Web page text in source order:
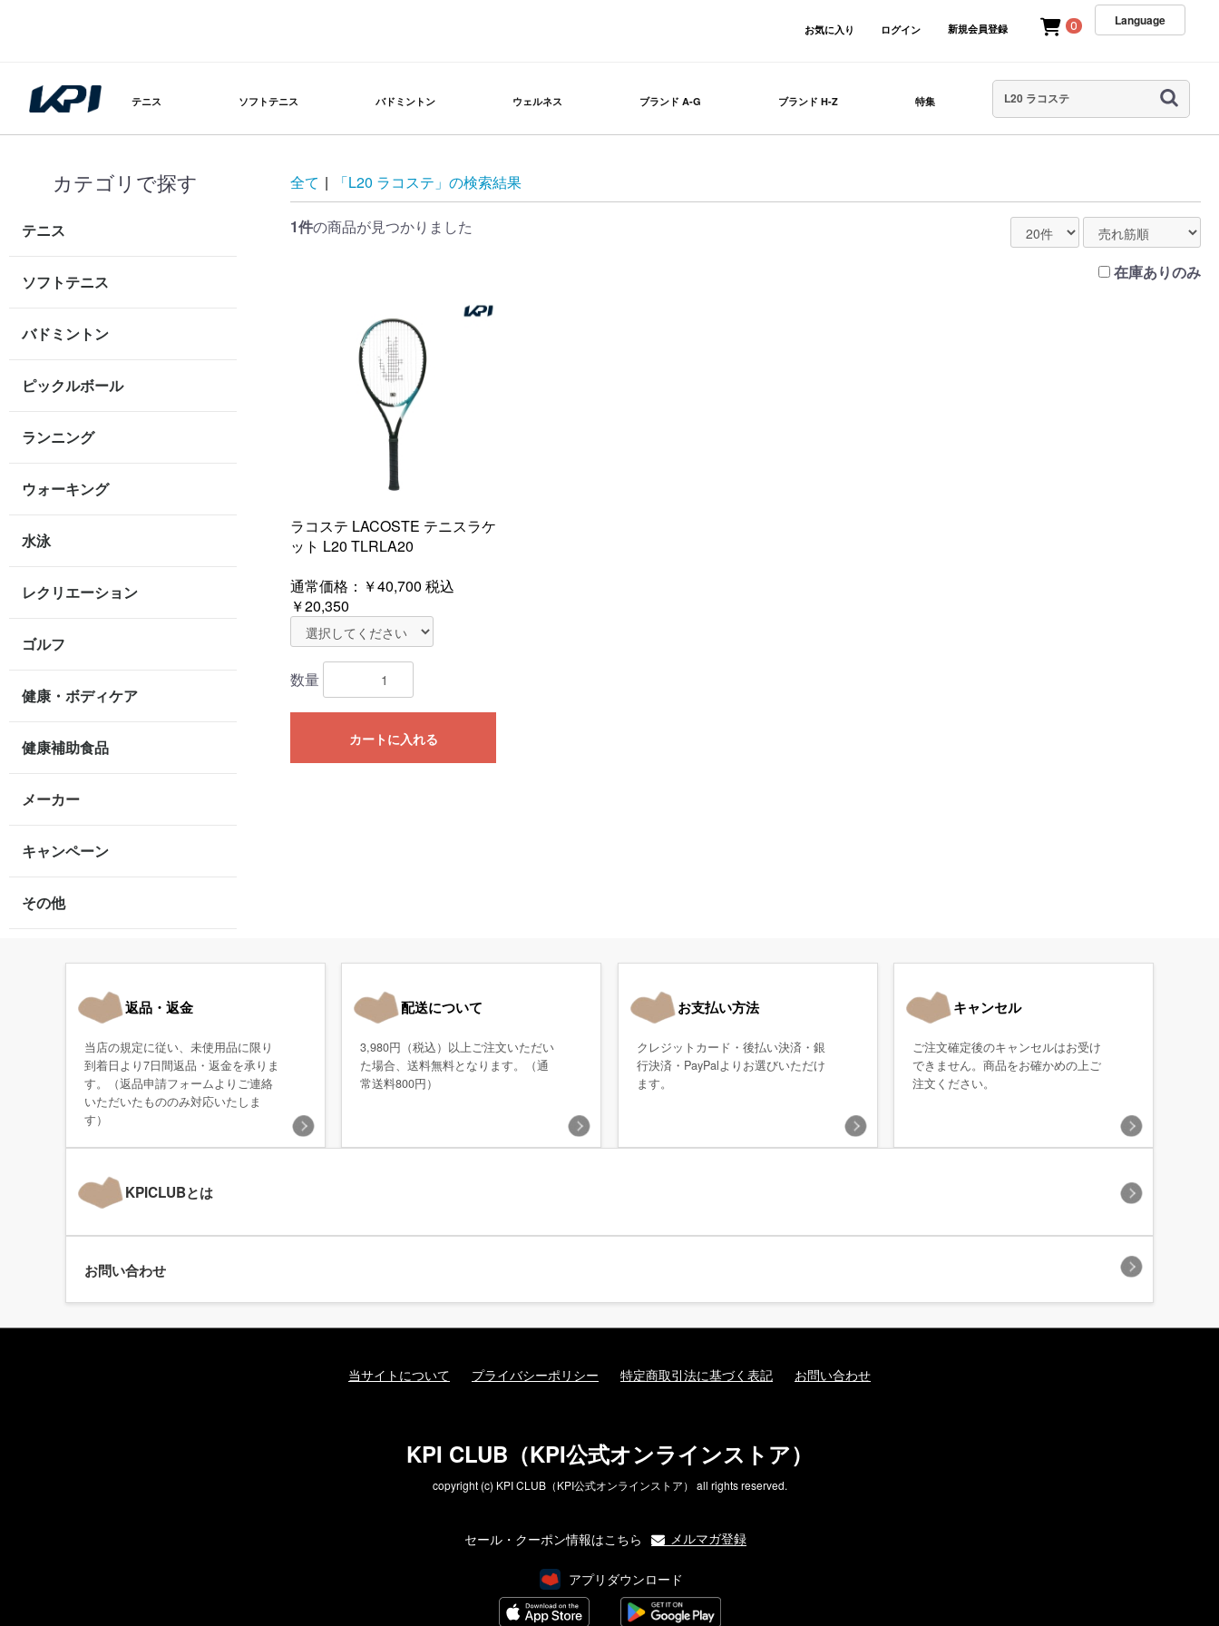
お気に入り ログイン 新規会員登録 0 Language
テニス ソフトテニス バドミントン ウェルネス ブランド A-G ブランド H-Z 特集
カテゴリで探す
テニス
ソフトテニス
バドミントン
ピックルボール
ランニング
ウォーキング
水泳
レクリエーション
ゴルフ
健康・ボディケア
健康補助食品
メーカー
キャンペーン
その他
全て | 「L20 ラコステ」の検索結果
1件の商品が見つかりました
在庫ありのみ
ラコステ LACOSTE テニスラケ
ット L20 TLRLA20
通常価格： ￥40,700 税込
￥20,350
数量
カートに入れる
返品・返金
当店の規定に従い、未使用品に限り
到着日より7日間返品・返金を承りま
す。（返品申請フォームよりご連絡
いただいたもののみ対応いたしま
す）
配送について
3,980円（税込）以上ご注文いただい
た場合、送料無料となります。（通
常送料800円）
お支払い方法
クレジットカード・後払い決済・銀
行決済・PayPalよりお選びいただけ
ます。
キャンセル
ご注文確定後のキャンセルはお受け
できません。商品をお確かめの上ご
注文ください。
KPICLUBとは
お問い合わせ
当サイトについて プライバシーポリシー 特定商取引法に基づく表記 お問い合わせ
KPI CLUB（KPI公式オンラインストア）
copyright (c) KPI CLUB（KPI公式オンラインストア） all rights reserved.
セール・クーポン情報はこちら メルマガ登録
アプリダウンロード